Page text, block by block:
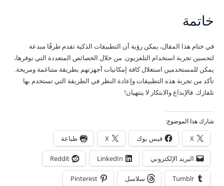
خاتمة
في ختام هذا المقال، يمكن رؤية أن التطبيقات الذكية تقدم طرقًا مبدعة
لتحسين تجربة استخدام التلفزيون. من خلال الخصائص المتعددة التي توفرها،
يمكن للمستخدمين استغلال كافة إمكانيات أجهزتهم بطريقة متناغمة ومريحة.
تأكد من تجربة هذه التطبيقات وإعادة النظر في الطريقة التي تستخدم بها
تلفازك. فالإبداع والابتكار لا ينتهيان!
شارك هذا الموضوع:
X فيس بوك X طباعة
البريد الإلكتروني LinkedIn
Reddit
Tumblr سلاسل Pinterest